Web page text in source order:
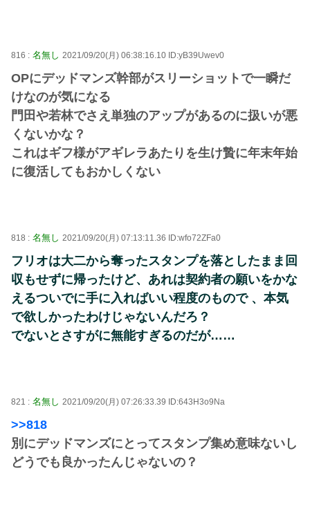
816 : 名無し 2021/09/20(月) 06:38:16.10 ID:yB39Uwev0
OPにデッドマンズ幹部がスリーショットで一瞬だ
けなのが気になる
門田や若林でさえ単独のアップがあるのに扱いが悪
くないかな？
これはギフ様がアギレラあたりを生け贄に年末年始
に復活してもおかしくない
818 : 名無し 2021/09/20(月) 07:13:11.36 ID:wfo72ZFa0
フリオは大二から奪ったスタンプを落としたまま回
収もせずに帰ったけど、あれは契約者の願いをかな
えるついでに手に入ればいい程度のもので 、本気
で欲しかったわけじゃないんだろ？
でないとさすがに無能すぎるのだが……
821 : 名無し 2021/09/20(月) 07:26:33.39 ID:643H3o9Na
>>818
別にデッドマンズにとってスタンプ集め意味ないし
どうでも良かったんじゃないの？